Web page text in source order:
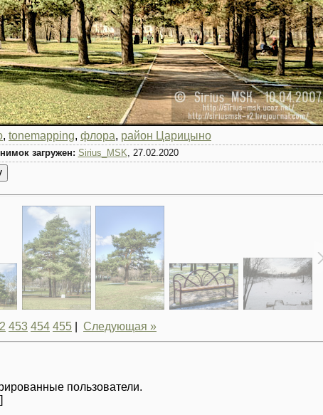
, tonemapping, флора, район Царицыно
загружен: Sirius_MSK, 27.02.2020
453 454 455 Следующая »
пользователи.
]